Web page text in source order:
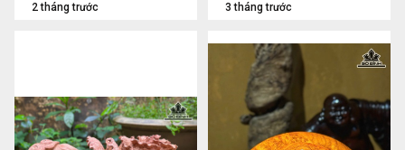
2 tháng trước 3 tháng trước